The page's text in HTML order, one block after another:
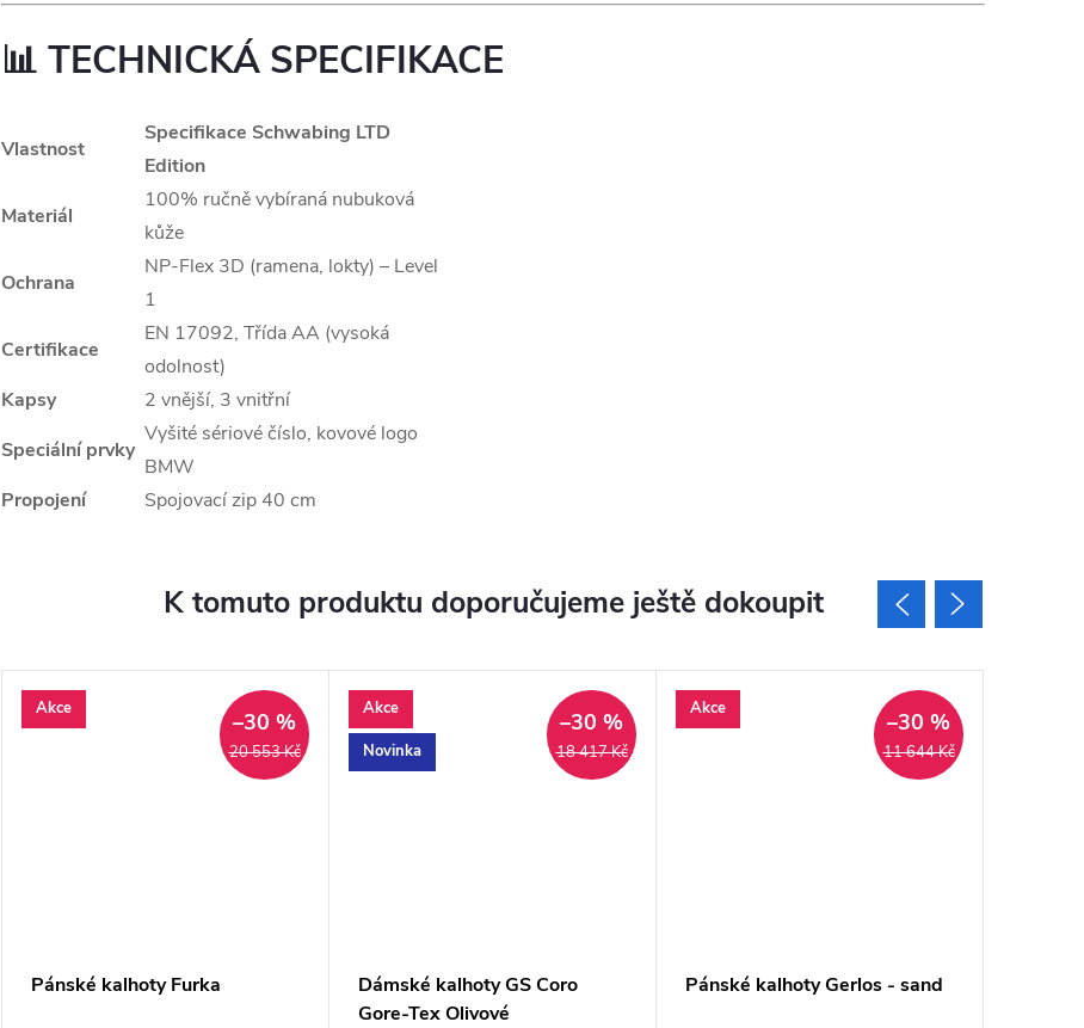
📊 TECHNICKÁ SPECIFIKACE
Vlastnost
Specifikace Schwabing LTD
Edition
Materiál
100% ručně vybíraná nubuková
kůže
Ochrana
NP-Flex 3D (ramena, lokty) – Level
1
Certifikace
EN 17092, Třída AA (vysoká
odolnost)
Kapsy
2 vnější, 3 vnitřní
Speciální prvky
Vyšité sériové číslo, kovové logo
BMW
Propojení
Spojovací zip 40 cm
K tomuto produktu doporučujeme ještě dokoupit
Akce
20 553 Kč
–30 %
Pánské kalhoty Furka
Akce
Novinka
18 417 Kč
–30 %
Dámské kalhoty GS Coro
Gore-Tex Olivové
Akce
11 644 Kč
–30 %
Pánské kalhoty Gerlos - sand